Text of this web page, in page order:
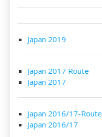
Japan 2019
Japan 2017 Route
Japan 2017
Japan 2016/17-Route
Japan 2016/17